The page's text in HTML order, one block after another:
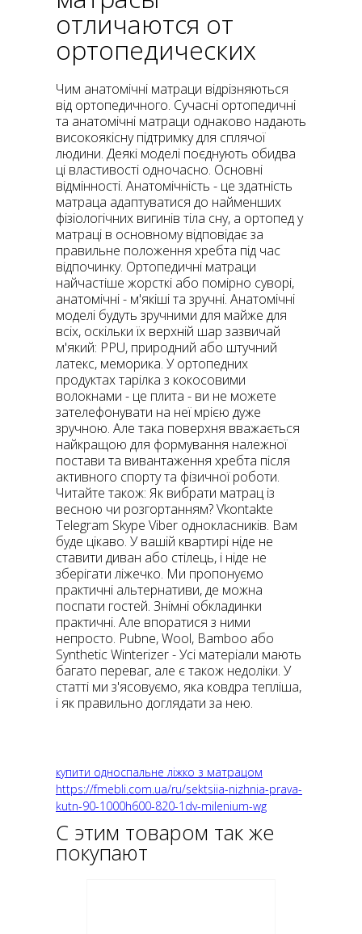
отличаются от
ортопедических
Чим анатомічні матраци відрізняються
від ортопедичного. Сучасні ортопедичні
та анатомічні матраци однаково надають
високоякісну підтримку для сплячої
людини. Деякі моделі поєднують обидва
ці властивості одночасно. Основні
відмінності. Анатомічність - це здатність
матраца адаптуватися до найменших
фізіологічних вигинів тіла сну, а ортопед у
матраці в основному відповідає за
правильне положення хребта під час
відпочинку. Ортопедичні матраци
найчастіше жорсткі або помірно суворі,
анатомічні - м'якіші та зручні. Анатомічні
моделі будуть зручними для майже для
всіх, оскільки їх верхній шар зазвичай
м'який: PPU, природний або штучний
латекс, меморика. У ортопедних
продуктах тарілка з кокосовими
волокнами - це плита - ви не можете
зателефонувати на неї мрією дуже
зручною. Але така поверхня вважається
найкращою для формування належної
постави та вивантаження хребта після
активного спорту та фізичної роботи.
Читайте також: Як вибрати матрац із
весною чи розгортанням? Vkontakte
Telegram Skype Viber однокласників. Вам
буде цікаво. У вашій квартирі ніде не
ставити диван або стілець, і ніде не
зберігати ліжечко. Ми пропонуємо
практичні альтернативи, де можна
поспати гостей. Знімні обкладинки
практичні. Але впоратися з ними
непросто. Pubne, Wool, Bamboo або
Synthetic Winterizer - Усі матеріали мають
багато переваг, але є також недоліки. У
статті ми з'ясовуємо, яка ковдра тепліша,
і як правильно доглядати за нею.
купити односпальне ліжко з матрацом
https://fmebli.com.ua/ru/sektsiia-nizhnia-prava-
kutn-90-1000h600-820-1dv-milenium-wg
С этим товаром так же
покупают